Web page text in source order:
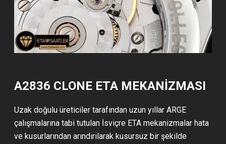
A2836 CLONE ETA MEKANİZMASI
Uzak doğulu üreticiler tarafından uzun yıllar ARGE
çalışmalarına tabi tutulan İsviçre ETA mekanizmalar hata
ve kusurlarından arındırılarak kusursuz bir şekilde